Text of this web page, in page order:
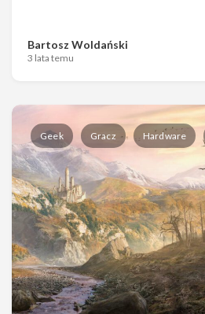
Bartosz Woldański
3 lata temu
Geek Gracz Hardware